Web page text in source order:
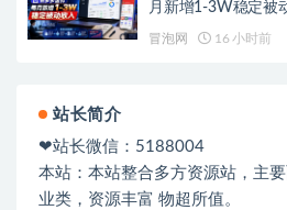
月新增1-3W稳定被
冒泡网 16 小时前
站长简介
❤站长微信：5188004
本站：本站整合多方资源站，主
业类，资源丰富 物超所值。